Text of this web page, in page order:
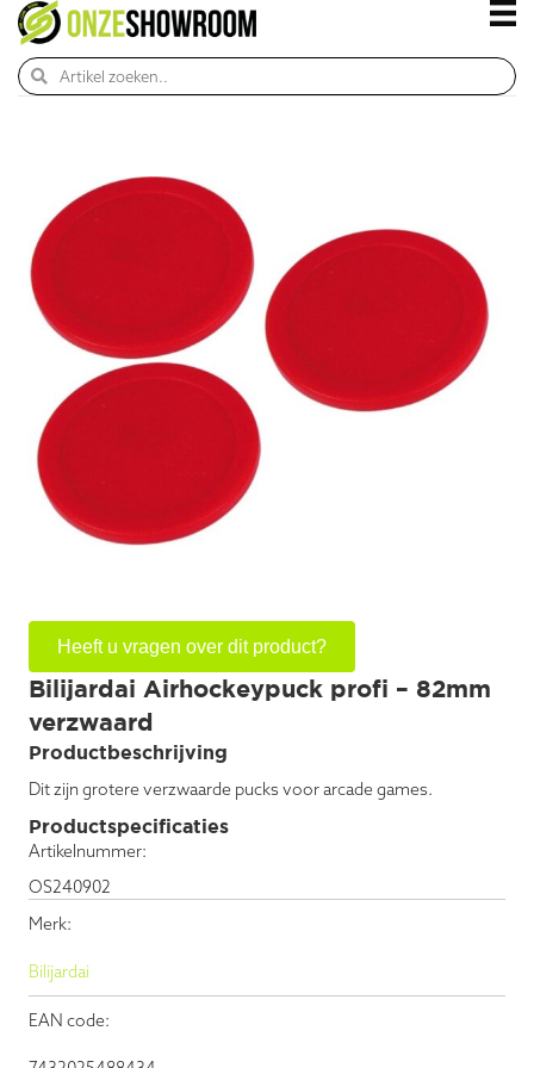
Productspecificaties
Artikelnummer:
OS240902
Merk:
Bilijardai
EAN code:
Heeft u vragen over dit product?
Bilijardai Airhockeypuck profi – 82mm
verzwaard
Productbeschrijving
Dit zijn grotere verzwaarde pucks voor arcade games.